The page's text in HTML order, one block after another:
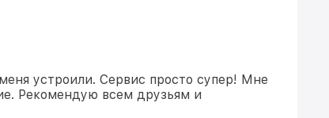
устроили. Сервис просто супер! Мне
Рекомендую всем друзьям и